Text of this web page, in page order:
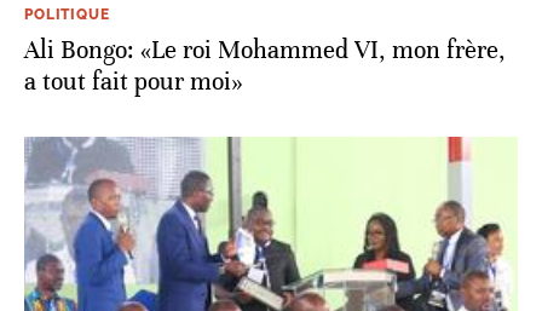
POLITIQUE
Ali Bongo: «Le roi Mohammed VI, mon frère,
a tout fait pour moi»